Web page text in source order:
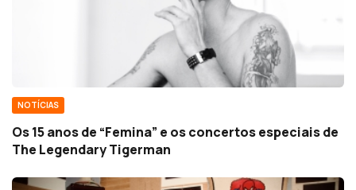
NOTÍCIAS
Os 15 anos de “Femina” e os concertos especiais de
The Legendary Tigerman